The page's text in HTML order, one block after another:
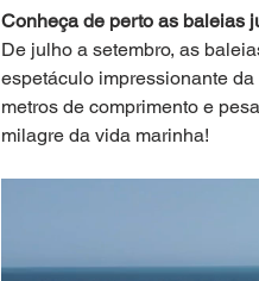
Conheça de perto as baleias
De julho a setembro, as
espetáculo impressionante
metros de comprimento e
milagre da vida marinha!